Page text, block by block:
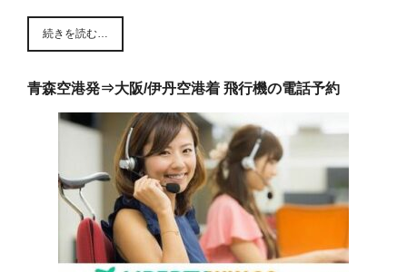
続きを読む…
青森空港発⇒大阪/伊丹空港着 飛行機の電話予約